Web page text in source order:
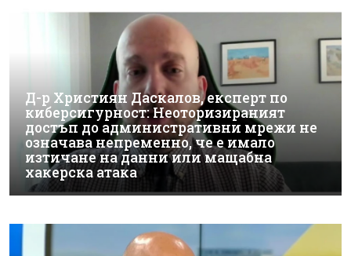
Д-р Християн Даскалов, експерт по
киберсигурност: Неоторизираният
достъп до административни мрежи не
означава непременно, че е имало
изтичане на данни или мащабна
хакерска атака